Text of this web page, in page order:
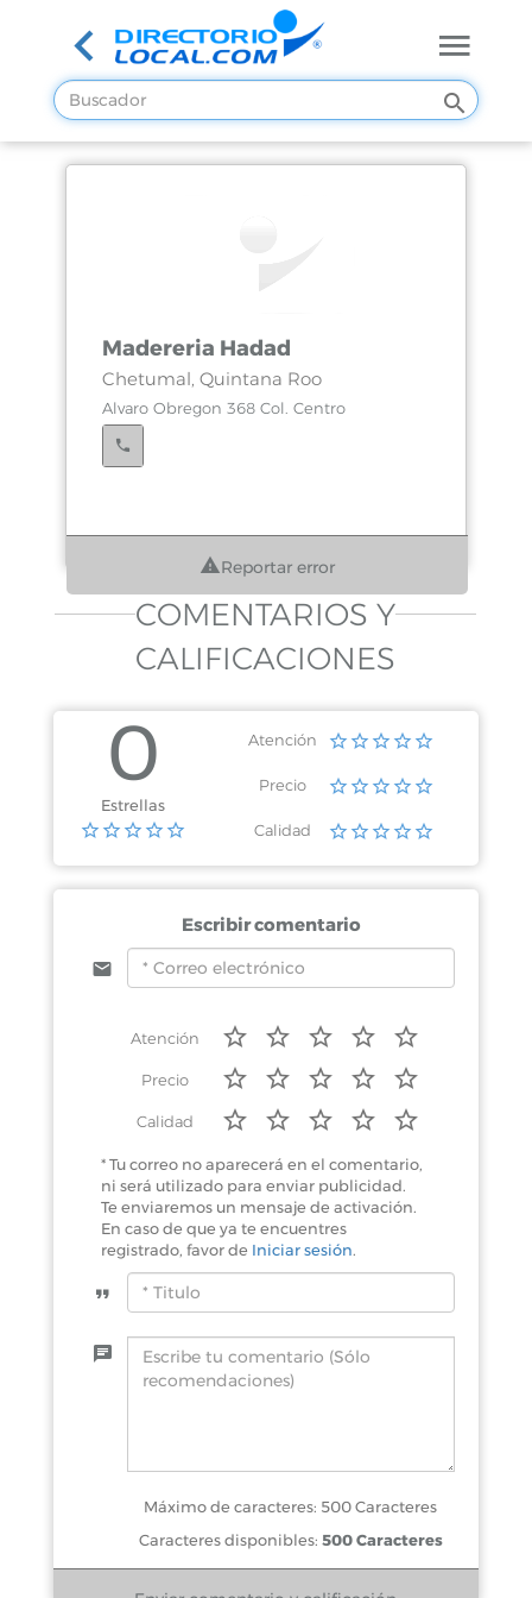
Madereria Hadad
Chetumal, Quintana Roo
Alvaro Obregon 368 Col. Centro
Reportar error
COMENTARIOS Y
CALIFICACIONES
0
Estrellas
Atención
Precio
Calidad
Escribir comentario
Atención
Precio
Calidad
* Tu correo no aparecerá en el comentario,
ni será utilizado para enviar publicidad.
Te enviaremos un mensaje de activación.
En caso de que ya te encuentres
registrado, favor de Iniciar sesión.
Máximo de caracteres: 500 Caracteres
Caracteres disponibles: 500 Caracteres